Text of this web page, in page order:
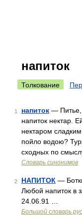
напиток
Толкование
1 напиток — Питье,
напиток нектар.
нектаром
пойло водою?
сходных по
Словарь синонимов
2 НАПИТОК —
Любой напиток в
24.06.91 …
Большой словарь